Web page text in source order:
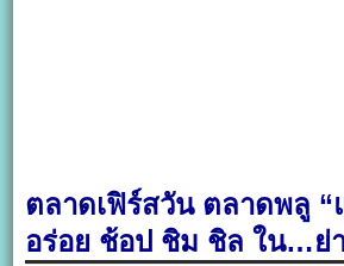
ตลาดเฟิร์สวัน ตลาดพลู “
อร่อย ช้อป ชิม ชิล ใน…ย่